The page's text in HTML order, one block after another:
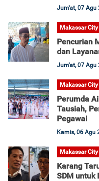
Jum'at, 07 Agu
Makassar City
Pencurian
dan
Jum'at, 07 Agu
Makassar City
Perumda
Tausiah,
Pegawai
Kamis, 06 Agu
Makassar City
Karang
SDM untuk